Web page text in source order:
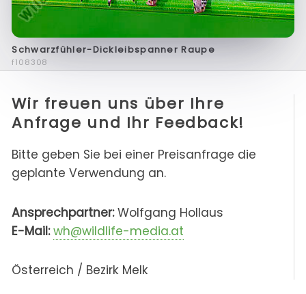
Schwarzfühler-Dickleibspanner Raupe
f108308
Wir freuen uns über Ihre
Anfrage und Ihr Feedback!
Bitte geben Sie bei einer Preisanfrage die
geplante Verwendung an.
Ansprechpartner:Wolfgang Hollaus
E-Mail: wh@wildlife-media.at
Österreich / Bezirk Melk